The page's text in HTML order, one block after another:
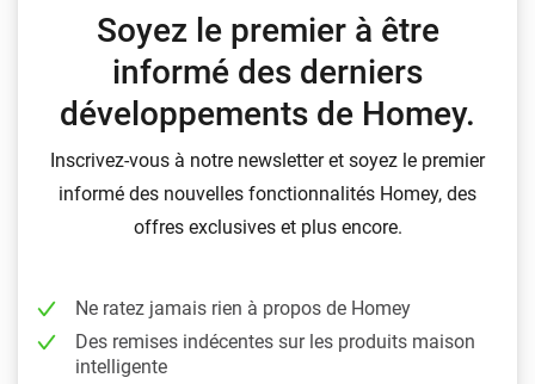
Soyez le premier à être
informé des derniers
développements de Homey.
Inscrivez-vous à notre newsletter et soyez le premier
informé des nouvelles fonctionnalités Homey, des
offres exclusives et plus encore.
Ne ratez jamais rien à propos de Homey
Des remises indécentes sur les produits maison
intelligente